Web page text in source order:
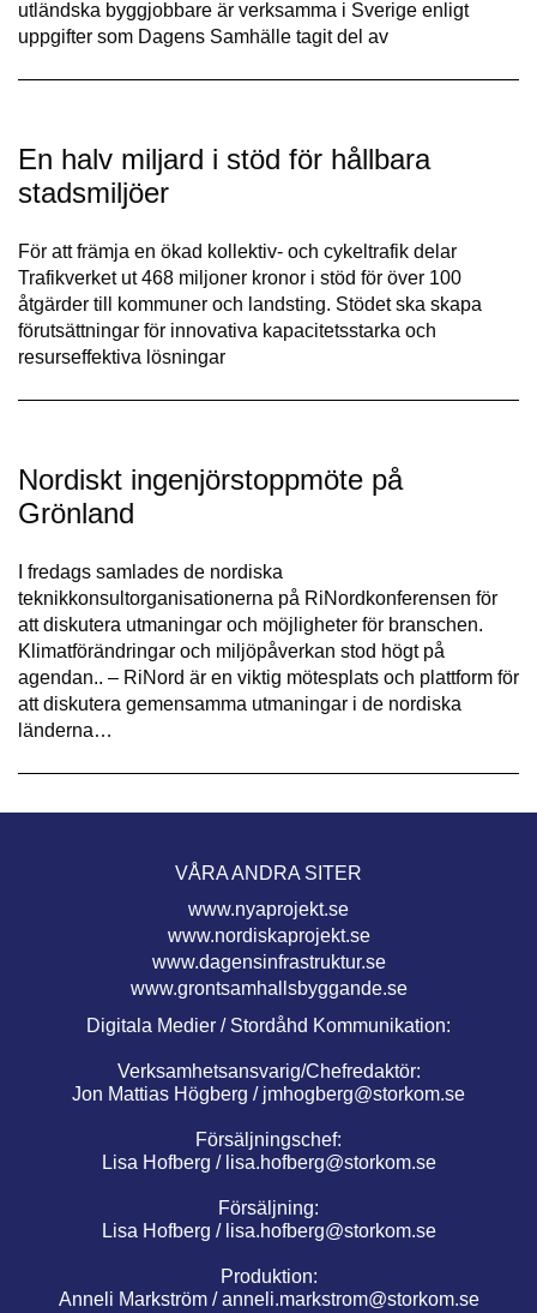
utländska byggjobbare är verksamma i Sverige enligt
uppgifter som Dagens Samhälle tagit del av
En halv miljard i stöd för hållbara
stadsmiljöer
För att främja en ökad kollektiv- och cykeltrafik delar
Trafikverket ut 468 miljoner kronor i stöd för över 100
åtgärder till kommuner och landsting. Stödet ska skapa
förutsättningar för innovativa kapacitetsstarka och
resurseffektiva lösningar
Nordiskt ingenjörstoppmöte på
Grönland
I fredags samlades de nordiska
teknikkonsultorganisationerna på RiNordkonferensen för
att diskutera utmaningar och möjligheter för branschen.
Klimatförändringar och miljöpåverkan stod högt på
agendan.. – RiNord är en viktig mötesplats och plattform för
att diskutera gemensamma utmaningar i de nordiska
länderna…
VÅRA ANDRA SITER
www.nyaprojekt.se
www.nordiskaprojekt.se
www.dagensinfrastruktur.se
www.grontsamhallsbyggande.se
Digitala Medier / Stordåhd Kommunikation:
Verksamhetsansvarig/Chefredaktör:
Jon Mattias Högberg / jmhogberg@storkom.se
Försäljningschef:
Lisa Hofberg / lisa.hofberg@storkom.se
Försäljning:
Lisa Hofberg / lisa.hofberg@storkom.se
Produktion:
Anneli Markström /anneli.markstrom@storkom.se